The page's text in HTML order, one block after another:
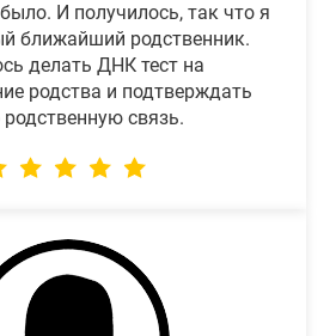
И получилось, так что я
ближайший родственник.
делать ДНК тест на
родства и подтверждать
связь.